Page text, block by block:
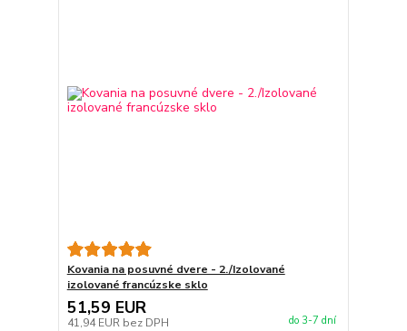
Kovania na posuvné dvere - 2./Izolované
izolované francúzske sklo
51,59 EUR
41,94 EUR bez DPH do 3-7 dní